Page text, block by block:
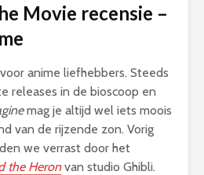
Movie recensie –
anime liefhebbers. Steeds
releases in de bioscoop en
mag je altijd wel iets moois
van de rijzende zon. Vorig
we verrast door het
the Heronvan studio Ghibli.